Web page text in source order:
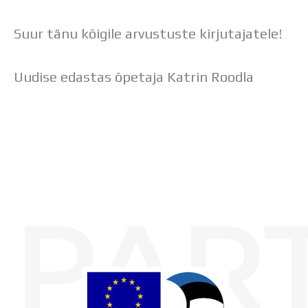
Suur tänu kõigile arvustuste kirjutajatele!
Uudise edastas õpetaja Katrin Roodla